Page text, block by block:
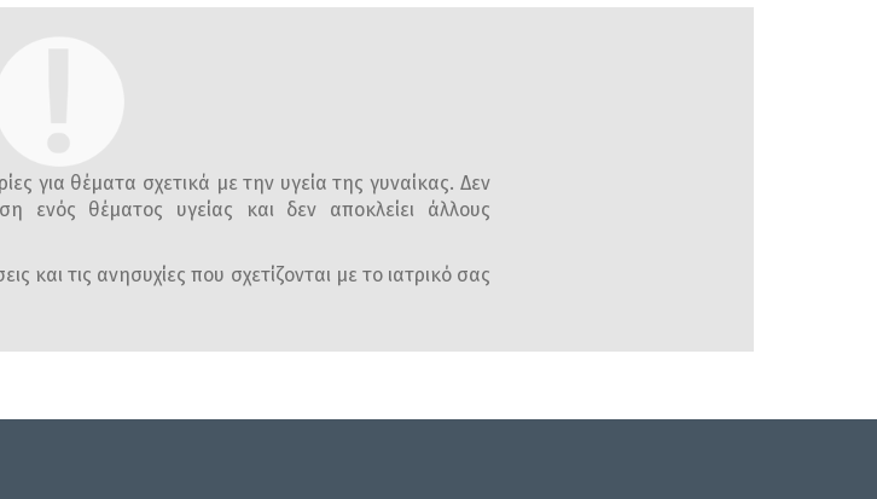
για θέματα σχετικά με την υγεία της γυναίκας. Δεν
ενός θέματος υγείας και δεν αποκλείει άλλους
και τις ανησυχίες που σχετίζονται με το ιατρικό σας